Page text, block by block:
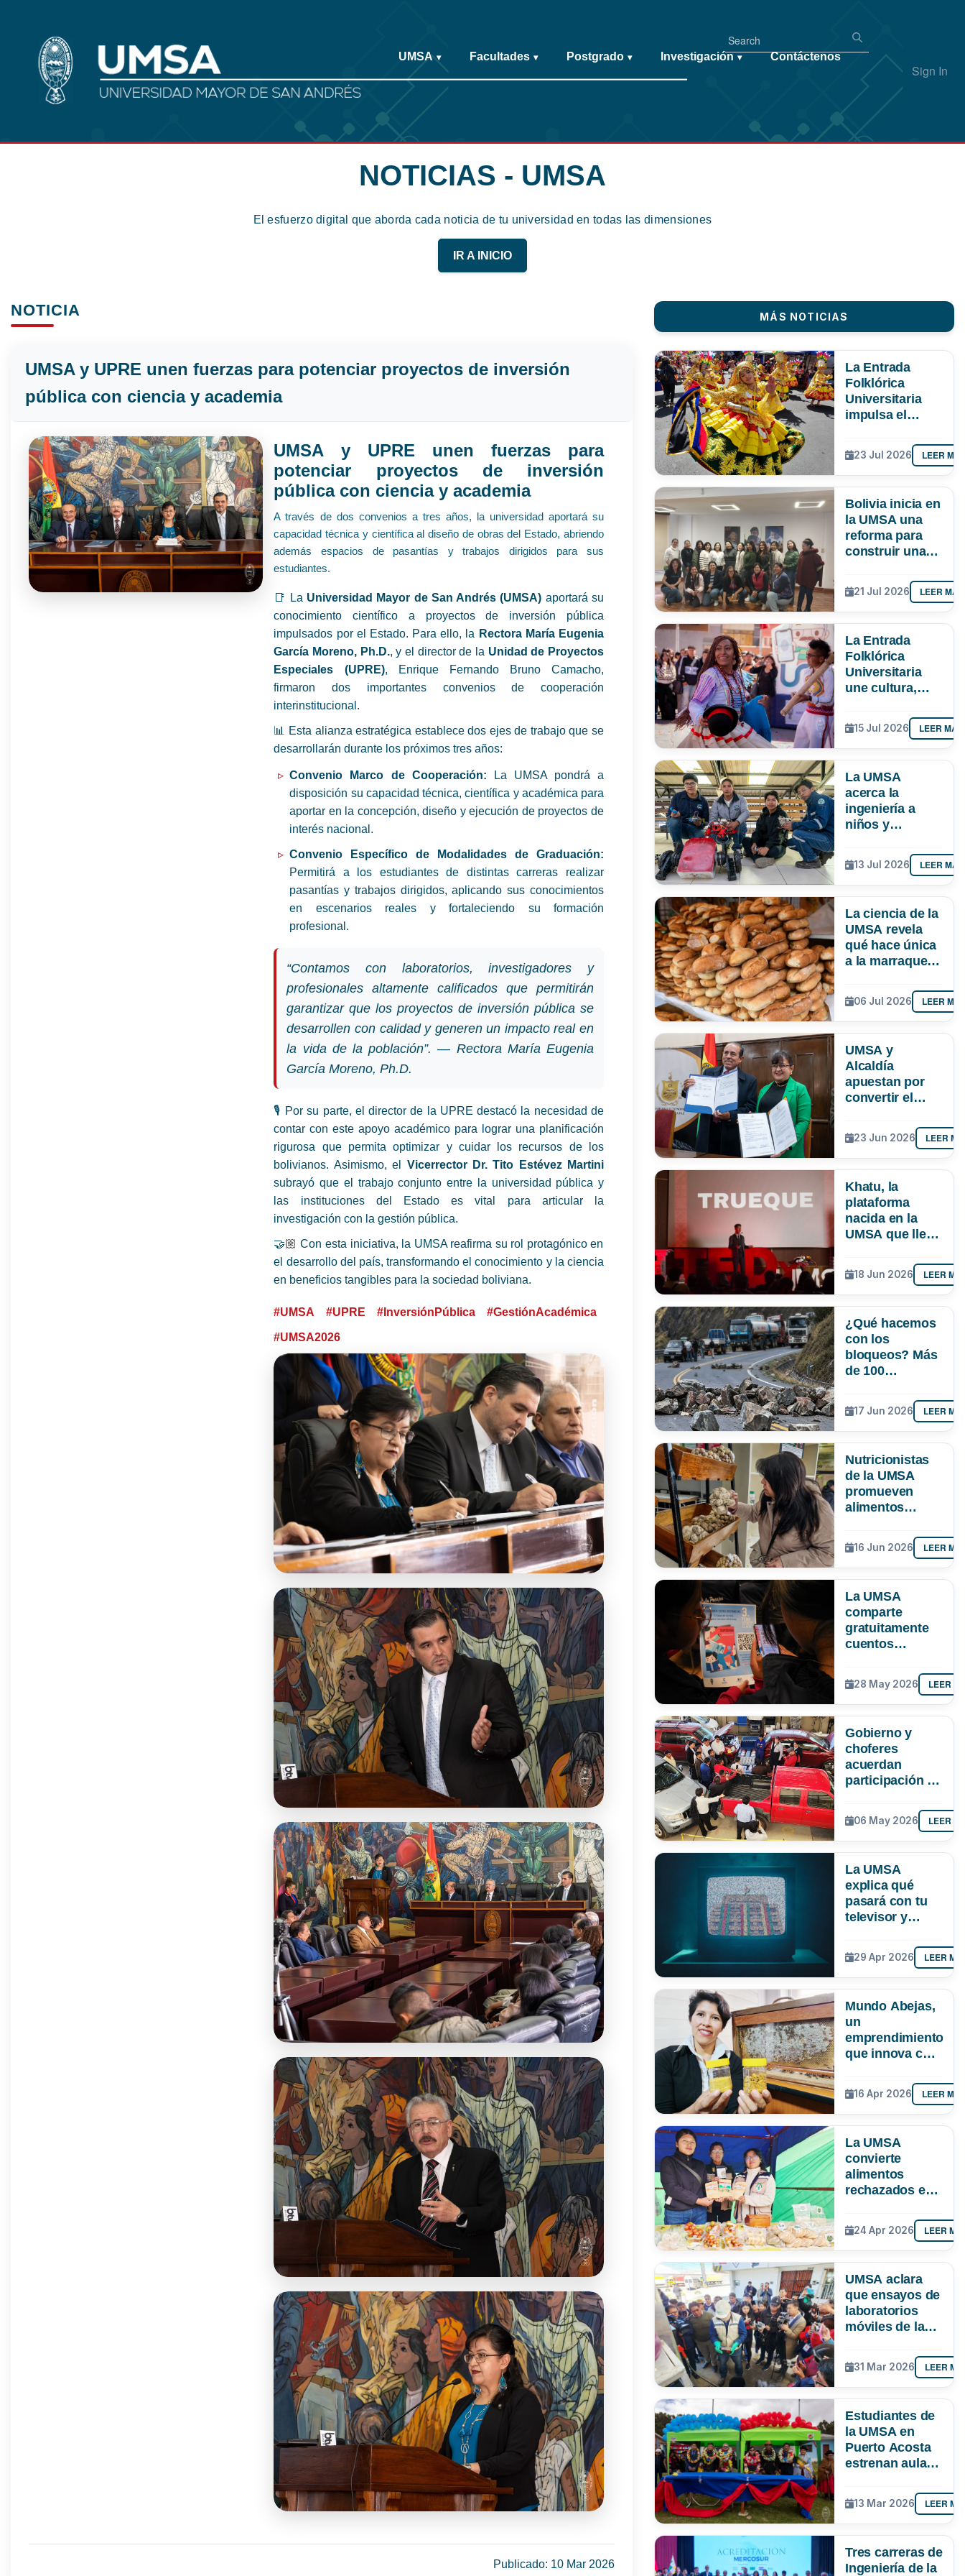
Sign In
UMSA ▾ Facultades ▾ Postgrado ▾ Investigación ▾ Contáctenos
NOTICIAS - UMSA
El esfuerzo digital que aborda cada noticia de tu universidad en todas las dimensiones
IR A INICIO
NOTICIA
UMSA y UPRE unen fuerzas para potenciar proyectos de inversión
pública con ciencia y academia
UMSA y UPRE unen fuerzas para
potenciar proyectos de inversión
pública con ciencia y academia
A través de dos convenios a tres años, la universidad aportará su
capacidad técnica y científica al diseño de obras del Estado, abriendo
además espacios de pasantías y trabajos dirigidos para sus
estudiantes.
📑 La Universidad Mayor de San Andrés (UMSA) aportará su
conocimiento científico a proyectos de inversión pública
impulsados por el Estado. Para ello, la Rectora María Eugenia
García Moreno, Ph.D., y el director de la Unidad de Proyectos
Especiales (UPRE), Enrique Fernando Bruno Camacho,
firmaron dos importantes convenios de cooperación
interinstitucional.
📊 Esta alianza estratégica establece dos ejes de trabajo que se
desarrollarán durante los próximos tres años:
Convenio Marco de Cooperación: La UMSA pondrá a
disposición su capacidad técnica, científica y académica para
aportar en la concepción, diseño y ejecución de proyectos de
interés nacional.
Convenio Específico de Modalidades de Graduación:
Permitirá a los estudiantes de distintas carreras realizar
pasantías y trabajos dirigidos, aplicando sus conocimientos
en escenarios reales y fortaleciendo su formación
profesional.
“Contamos con laboratorios, investigadores y
profesionales altamente calificados que permitirán
garantizar que los proyectos de inversión pública se
desarrollen con calidad y generen un impacto real en
la vida de la población”. — Rectora María Eugenia
García Moreno, Ph.D.
🎙️ Por su parte, el director de la UPRE destacó la necesidad de
contar con este apoyo académico para lograr una planificación
rigurosa que permita optimizar y cuidar los recursos de los
bolivianos. Asimismo, el Vicerrector Dr. Tito Estévez Martini
subrayó que el trabajo conjunto entre la universidad pública y
las instituciones del Estado es vital para articular la
investigación con la gestión pública.
🤝🏼 Con esta iniciativa, la UMSA reafirma su rol protagónico en
el desarrollo del país, transformando el conocimiento y la ciencia
en beneficios tangibles para la sociedad boliviana.
#UMSA #UPRE #InversiónPública #GestiónAcadémica
#UMSA2026
Publicado: 10 Mar 2026
MÁS NOTICIAS
La Entrada
Folklórica
Universitaria
impulsa el
mueve más de
Bs 19 MM en La
Paz
23 Jul 2026 LEER
Bolivia inicia en
la UMSA una
reforma para
construir una
21 Jul 2026 LEER MÁS
La Entrada
Folklórica
Universitaria
une cultura,
impulsa más de
Bs 19 MM para
la economía
15 Jul 2026 LEER MÁS
La UMSA
acerca la
ingeniería a
niños y
con un curso de
robótica
13 Jul 2026 LEER MÁS
La ciencia de la
UMSA revela
qué hace única
a la marraqueta
06 Jul 2026 LEER
UMSA y
Alcaldía
apuestan por
convertir el
en soluciones
para La Paz
23 Jun 2026 LEER
Khatu, la
plataforma
nacida en la
UMSA que lleva
era digital en
Latinoamérica
18 Jun 2026 LEER
¿Qué hacemos
con los
bloqueos? Más
de 100
la UMSA entran
al debate con
alternativas
perjuicio
17 Jun 2026 LEER
Nutricionistas
de la UMSA
promueven
alimentos
alternativa
saludable frente
precios
16 Jun 2026 LEER
La UMSA
comparte
gratuitamente
cuentos
lectura en
tiempos de
28 May 2026 LEER
Gobierno y
choferes
acuerdan
participación de
verificación de
la gasolina
06 May 2026 LEER
La UMSA
explica qué
pasará con tu
televisor y
quedarte sin
señal ante el
apagón
29 Apr 2026 LEER
Mundo Abejas,
un
emprendimiento
que innova con
hasta con
apiterapia
16 Apr 2026 LEER
La UMSA
convierte
alimentos
rechazados en
24 Apr 2026 LEER
UMSA aclara
que ensayos de
laboratorios
móviles de la
no evaluaron
contenido de
manganeso ni
existentes
31 Mar 2026 LEER
Estudiantes de
la UMSA en
Puerto Acosta
estrenan aula
y laboratorio
13 Mar 2026 LEER
Tres carreras de
Ingeniería de la